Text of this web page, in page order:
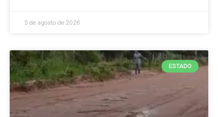
5 de agosto de 2026
ESTADO